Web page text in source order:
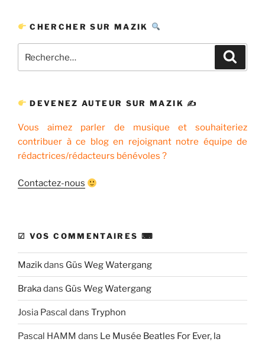
CHERCHER SUR MAZIK
pour
DEVENEZ AUTEUR SUR MAZIK ✍
Vous aimez parler de musique et souhaiteriez
contribuer à ce blog en rejoignant notre équipe de
rédactrices/rédacteurs bénévoles ?
Contactez-nous
☑ VOS COMMENTAIRES ⌨
Mazikdans Güs Weg Watergang
Brakadans Güs Weg Watergang
Josia Pascal dans Tryphon
Pascal HAMM dans Le Musée Beatles For Ever, la